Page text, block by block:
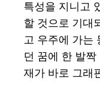
특성을 지니고
할 것으로 기대
고 우주에 가는
던 꿈에 한 발
재가 바로 그래